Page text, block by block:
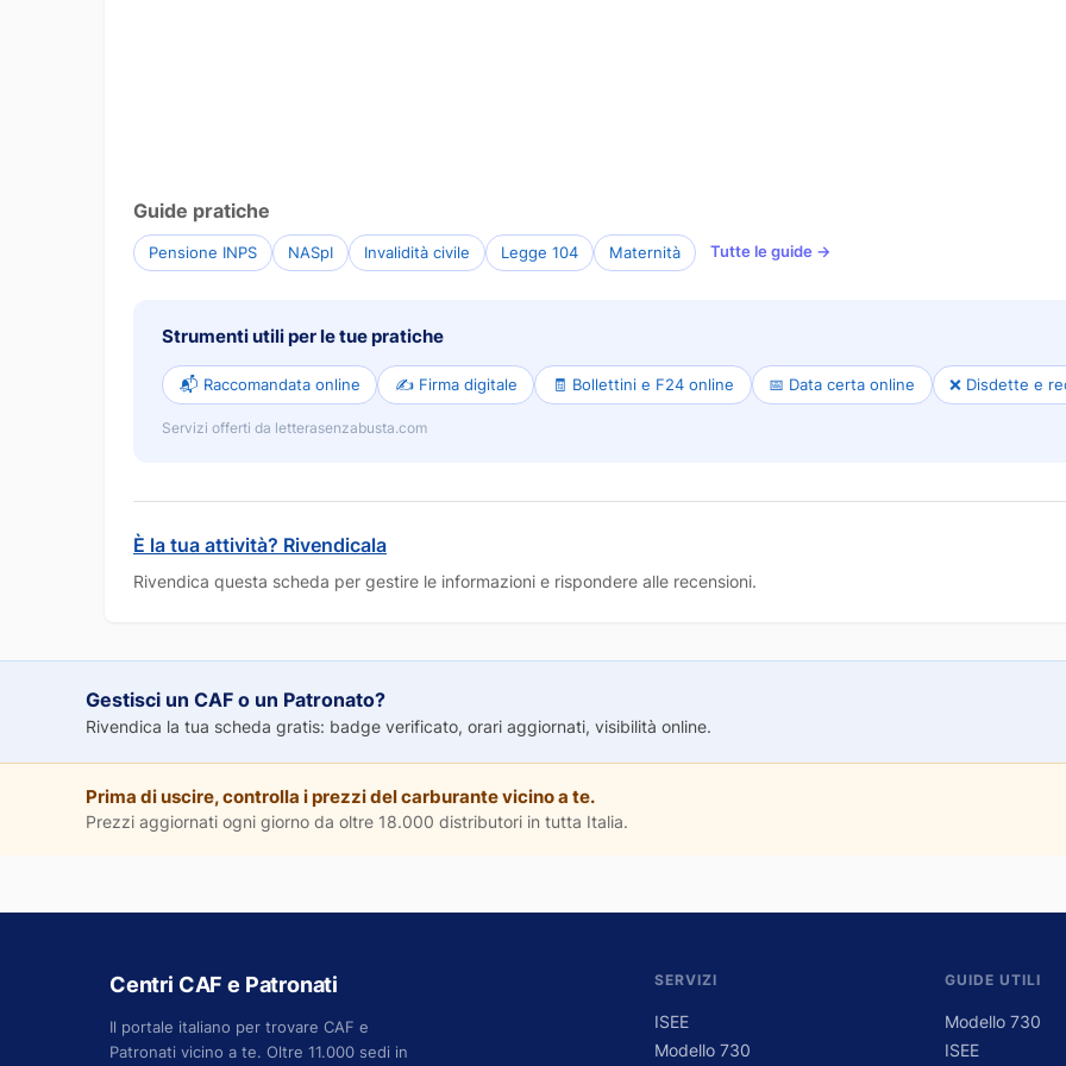
Guide pratiche
Pensione INPS NASpI Invalidità civile Legge 104 Maternità Tutte le guide →
Strumenti utili per le tue pratiche
📬 Raccomandata online ✍️ Firma digitale 🧾 Bollettini e F24 online 📅 Data certa online ❌ Disdette e
Servizi offerti da letterasenzabusta.com
È la tua attività? Rivendicala
Rivendica questa scheda per gestire le informazioni e rispondere alle recensioni.
Gestisci un CAF o un Patronato?
Rivendica la tua scheda gratis: badge verificato, orari aggiornati, visibilità online.
Prima di uscire, controlla i prezzi del carburante vicino a te.
Prezzi aggiornati ogni giorno da oltre 18.000 distributori in tutta Italia.
Centri CAF e Patronati
Il portale italiano per trovare CAF e
Patronati vicino a te. Oltre 11.000 sedi in
SERVIZI
ISEE
Modello 730
GUIDE UTILI
Modello 730
ISEE